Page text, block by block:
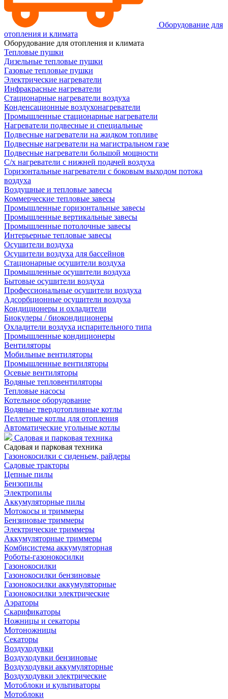
Оборудование для
отопления и климата
Оборудование для отопления и климата
Тепловые пушки
Дизельные тепловые пушки
Газовые тепловые пушки
Электрические нагреватели
Инфракрасные нагреватели
Стационарные нагреватели воздуха
Конденсационные воздухонагреватели
Промышленные стационарные нагреватели
Нагреватели подвесные и специальные
Подвесные нагреватели на жидком топливе
Подвесные нагреватели на магистральном газе
Подвесные нагреватели большой мощности
С/х нагреватели с нижней подачей воздуха
Горизонтальные нагреватели с боковым выходом потока
воздуха
Воздушные и тепловые завесы
Коммерческие тепловые завесы
Промышленные горизонтальные завесы
Промышленные вертикальные завесы
Промышленные потолочные завесы
Интерьерные тепловые завесы
Осушители воздуха
Осушители воздуха для бассейнов
Стационарные осушители воздуха
Промышленные осушители воздуха
Бытовые осушители воздуха
Профессиональные осушители воздуха
Адсорбционные осушители воздуха
Кондиционеры и охладители
Биокулеры / биокондиционеры
Охладители воздуха испарительного типа
Промышленные кондиционеры
Вентиляторы
Мобильные вентиляторы
Промышленные вентиляторы
Осевые вентиляторы
Водяные тепловентиляторы
Тепловые насосы
Котельное оборудование
Водяные твердотопливные котлы
Пеллетные котлы для отопления
Автоматические угольные котлы
Садовая и парковая техника
Садовая и парковая техника
Газонокосилки с сиденьем, райдеры
Садовые тракторы
Цепные пилы
Бензопилы
Электропилы
Аккумуляторные пилы
Мотокосы и триммеры
Бензиновые триммеры
Электрические триммеры
Аккумуляторные триммеры
Комбисистема аккумуляторная
Роботы-газонокосилки
Газонокосилки
Газонокосилки бензиновые
Газонокосилки аккумуляторные
Газонокосилки электрические
Аэраторы
Скарификаторы
Ножницы и секаторы
Мотоножницы
Секаторы
Воздуходувки
Воздуходувки бензиновые
Воздуходувки аккумуляторные
Воздуходувки электрические
Мотоблоки и культиваторы
Мотоблоки